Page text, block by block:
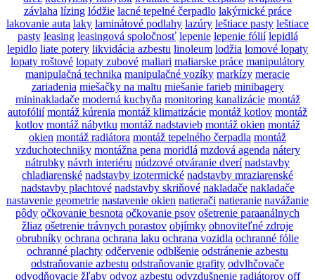
závlaha lízing lódžie lacné tepelné čerpadlo lakýrnické práce
lakovanie auta laky laminátové podlahy lazúry leštiace pasty leštiace
pasty leasing leasingová spoločnosť lepenie lepenie fólií lepidlá
lepidlo liate potery likvidácia azbestu linoleum lodžia lomové lopaty
lopaty roštové lopaty zubové maliari maliarske práce manipulátory
manipulačná technika manipulačné vozíky markízy meracie
zariadenia miešačky na maltu miešanie farieb minibagery
mininakladače moderná kuchyňa monitoring kanalizácie montáž
autofólií montáž kúrenia montáž klimatizácie montáž kotlov montáž
kotlov montáž nábytku montáž nadstavieb montáž okien montáž
okien montáž radiátora montáž tepelného čerpadla montáž
vzduchotechniky montážna pena moridlá mzdová agenda nátery
nátrubky návrh interiéru núdzové otváranie dverí nadstavby
chladiarenské nadstavby izotermické nadstavby mraziarenské
nadstavby plachtové nadstavby skriňové nakladače nakladače
nastavenie geometrie nastavenie okien natierači natieranie navážanie
pôdy očkovanie besnota očkovanie psov ošetrenie paraanálnych
žliaz ošetrenie trávnych porastov objímky obnoviteľné zdroje
obrubníky ochrana ochrana laku ochrana vozidla ochranné fólie
ochranné plachty odčervenie odblšenie odstránenie azbestu
odstraňovanie azbestu odstraňovanie grafity odvlhčovače
odvodňovacie žľaby odvoz azbestu odvzdušnenie radiátorov off